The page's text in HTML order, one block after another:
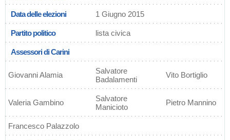
Data delle elezioni 1 Giugno 2015
Partito politico lista civica
Assessori di Carini
Giovanni Alamia
Salvatore
Badalamenti
Vito Bortiglio
Valeria Gambino
Salvatore
Manicioto
Pietro Mannino
Francesco Palazzolo